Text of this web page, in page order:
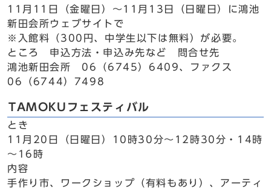
11月11日（金曜日）～11月13日（日曜日）に鴻池
新田会所ウェブサイトで
※入館料（300円、中学生以下は無料）が必要。
ところ 申込方法・申込み先など 問合せ先
鴻池新田会所 06（6745）6409、ファクス
06（6744）7498
TAMOKUフェスティバル
とき
11月20日（日曜日）10時30分～12時30分・14時
～16時
内容
手作り市、ワークショップ（有料もあり）、アーティ